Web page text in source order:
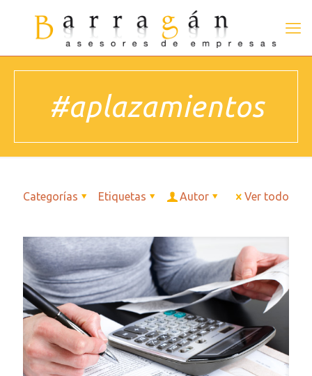
#aplazamientos
Categorías Etiquetas Autor Ver todo